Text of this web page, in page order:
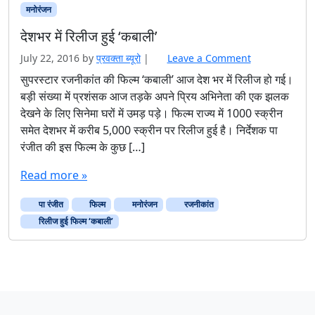
मनोरंजन
देशभर में रिलीज हुई ‘कबाली’
July 22, 2016 by प्रवक्‍ता ब्यूरो | Leave a Comment
सुपरस्टार रजनीकांत की फिल्म ‘कबाली’ आज देश भर में रिलीज हो गई।
बड़ी संख्या में प्रशंसक आज तड़के अपने प्रिय अभिनेता की एक झलक
देखने के लिए सिनेमा घरों में उमड़ पड़े। फिल्म राज्य में 1000 स्क्रीन
समेत देशभर में करीब 5,000 स्क्रीन पर रिलीज हुई है। निर्देशक पा
रंजीत की इस फिल्म के कुछ […]
Read more »
पा रंजीत फिल्म मनोरंजन
रजनीकांत
रिलीज हुई फिल्म ‘कबाली’